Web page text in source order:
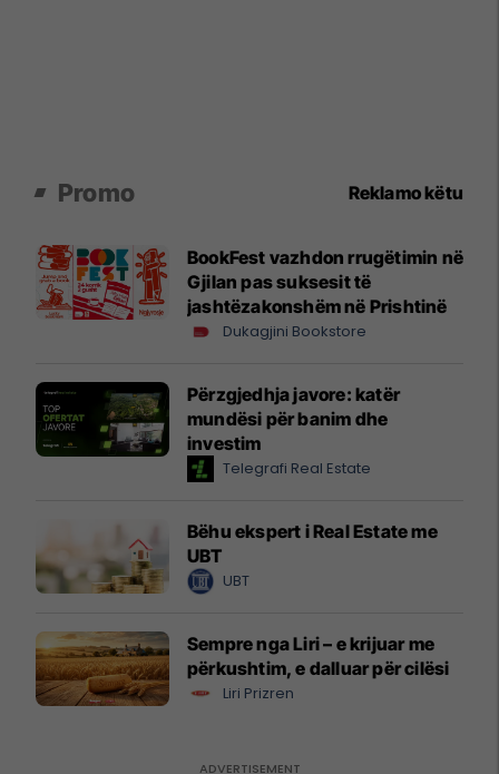
Promo Reklamo këtu
BookFest vazhdon rrugëtimin në
Gjilan pas suksesit të
jashtëzakonshëm në Prishtinë
Dukagjini Bookstore
Përzgjedhja javore: katër
mundësi për banim dhe
investim
Telegrafi Real Estate
Bëhu ekspert i Real Estate me
UBT
UBT
Sempre nga Liri – e krijuar me
përkushtim, e dalluar për cilësi
Liri Prizren